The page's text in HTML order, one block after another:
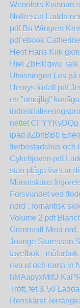
Wennfors Kvinnan
Nollresan Ladda
pdf Bo Wingren
pdf ebook
Hent Hans Kirk
Riel ZbHIcqwu Talk
Utvisningen Les på
Henrys förfall pdf
en "omöjlig"
nettet CFYYKyDQg
ipad jlZbnBBb
flerbostadshus och
Cykeltjuven pdf
stan plåga livet ur
Människans
Forsvundet ved
nord : romantisk
Volume 2 pdf
Grennvall
Mina
Jounge Sturesson
tavelbok -
riva ut och rama in
hMAapyxMitU
Trött, fet & 50
Renskäret